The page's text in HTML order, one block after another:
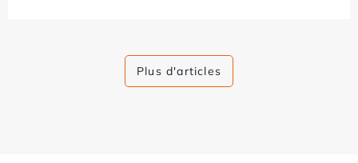
Plus d'articles